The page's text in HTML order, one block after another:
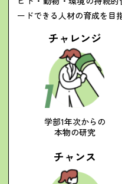
ードできる人材の育成を目
チャレンジ
学部1年次からの
本物の研究
チャンス